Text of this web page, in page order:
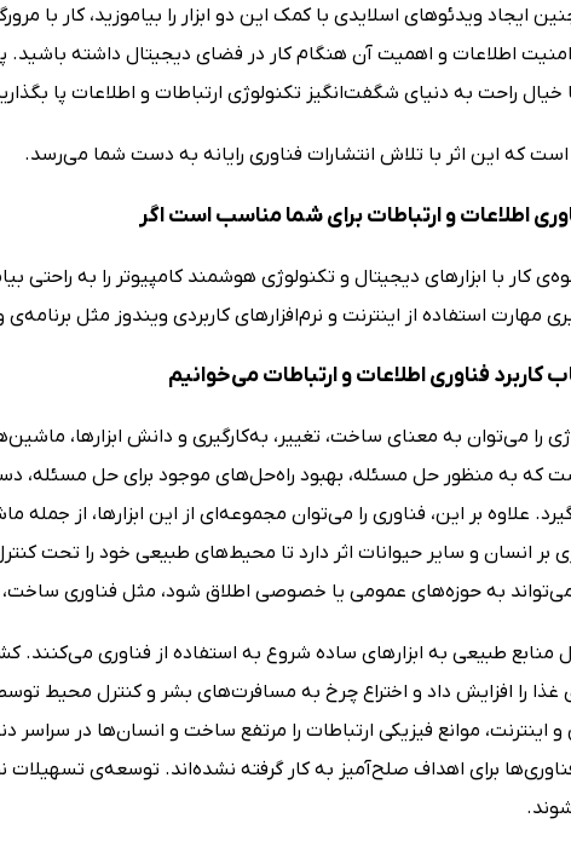
ایجاد ویدئوهای اسلایدی با کمک این دو ابزار را بیاموزید، کار با
اطلاعات و اهمیت آن هنگام کار در فضای دیجیتال داشته باشید.
راحت به دنیای شگفت‌انگیز تکنولوژی ارتباطات و اطلاعات پا
که این اثر با تلاش انتشارات فناوری رایانه به دست شما می‌رسد.
اطلاعات و ارتباطات برای شما مناسب است اگر
کار با ابزارهای دیجیتال و تکنولوژی هوشمند کامپیوتر را به راحتی
مهارت‌ استفاده از اینترنت و نرم‌افزارهای کاربردی ویندوز مثل
کاربرد فناوری اطلاعات و ارتباطات می‌خوانیم
را می‌توان به معنای ساخت، تغییر، به‌کارگیری و دانش ابزارها،
که به منظور حل مسئله، بهبود راه‌حل‌های موجود برای حل مسئله،
علاوه بر این، فناوری را می‌توان مجموعه‌ای از این ابزارها، از
بر انسان و سایر حیوانات اثر دارد تا محیط‌های طبیعی خود را تحت
به حوزه‌های عمومی یا خصوصی اطلاق شود، مثل فناوری ساخت،
منابع طبیعی به ابزارهای ساده شروع به استفاده از فناوری می‌کنند.
غذا را افزایش داد و اختراع چرخ به مسافرت‌های بشر و کنترل محیط
موانع فیزیکی ارتباطات را مرتفع ساخت و انسان‌ها در سراسر دنیا
برای اهداف صلح‌آمیز به کار گرفته نشده‌اند. توسعه‌ی